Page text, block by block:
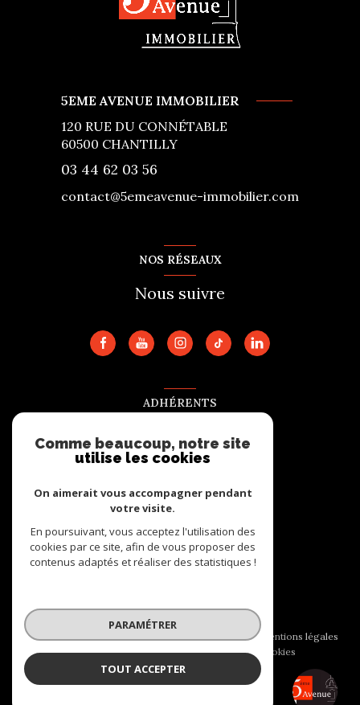
5EME AVENUE IMMOBILIER
5EME AVENUE IMMOBILIER
120 RUE DU CONNÉTABLE
60500 CHANTILLY
03 44 62 03 56
contact@5emeavenue-immobilier.com
NOS RÉSEAUX
Nous suivre
ADHÉRENTS
Nous adhérons
Mentions légales
Admin
Politique RGPD Cookies
Réalisé par :
Comme beaucoup, notre site
utilise les cookies
On aimerait vous accompagner pendant
votre visite.
En poursuivant, vous acceptez l'utilisation des
cookies par ce site, afin de vous proposer des
contenus adaptés et réaliser des statistiques !
PARAMÉTRER
TOUT ACCEPTER